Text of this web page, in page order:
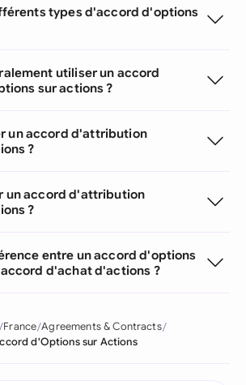
types d'accord d'options
utiliser un accord
sur actions ?
un accord d'attribution
?
un accord d'attribution
?
entre un accord d'options
d'achat d'actions ?
France Agreements & Contracts
d'Options sur Actions